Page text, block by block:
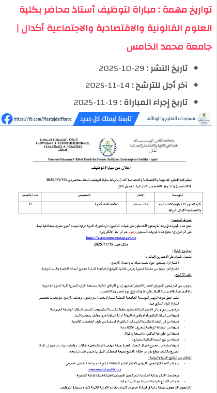
تواريخ مهمة : مباراة لتوظيف أستاذ محاضر بكلية
العلوم القانونية والاقتصادية والاجتماعية أكدال |
جامعة محمد الخامس
تاريخ النشر :29-10-2025
آخر أجل للترشح :14-11-2025
تاريخ إجراء المباراة :19-11-2025